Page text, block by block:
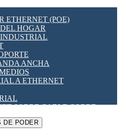
[VDF]
SSR
POTENCIA
ETHERNET (POE)
HOGAR
ANCHA
A ETHERNET
SOBRE CABLE COBRE
DE PODER